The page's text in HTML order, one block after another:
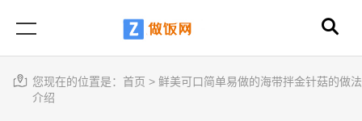
您现在的位置是： 首页 > 鲜美可口简单易做的海带拌金针菇的做法
介绍